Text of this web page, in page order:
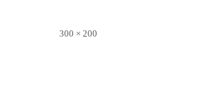
Veröffentlicht
Originalgröße
300 × 200